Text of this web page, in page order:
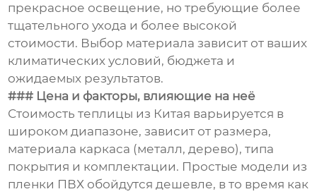
прекрасное освещение, но требующие более
тщательного ухода и более высокой
стоимости. Выбор материала зависит от ваших
климатических условий, бюджета и
ожидаемых результатов.
### Цена и факторы, влияющие на неё
Стоимость теплицы из Китая варьируется в
широком диапазоне, зависит от размера,
материала каркаса (металл, дерево), типа
покрытия и комплектации. Простые модели из
пленки ПВХ обойдутся дешевле, в то время как